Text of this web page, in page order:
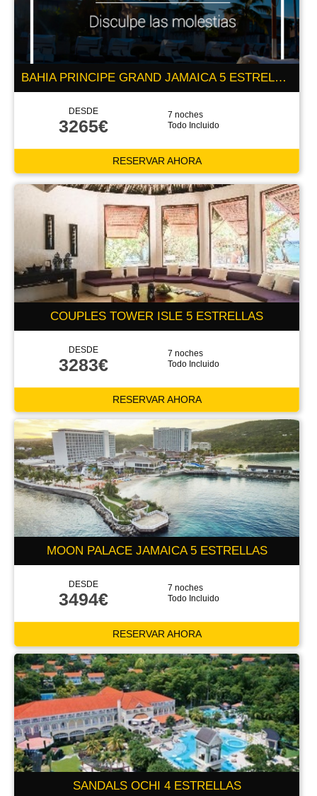
BAHIA PRINCIPE GRAND JAMAICA 5 ESTRELLAS
DESDE
3265€
7 noches
Todo Incluido
RESERVAR AHORA
COUPLES TOWER ISLE 5 ESTRELLAS
DESDE
3283€
7 noches
Todo Incluido
RESERVAR AHORA
MOON PALACE JAMAICA 5 ESTRELLAS
DESDE
3494€
7 noches
Todo Incluido
RESERVAR AHORA
SANDALS OCHI 4 ESTRELLAS